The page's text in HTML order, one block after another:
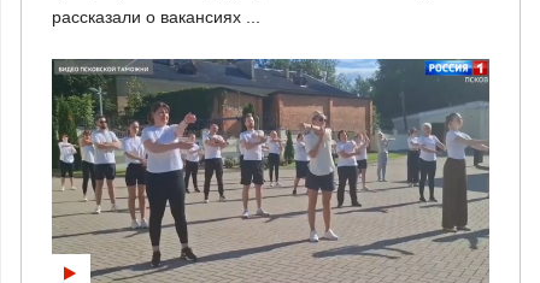
рассказали о вакансиях ...